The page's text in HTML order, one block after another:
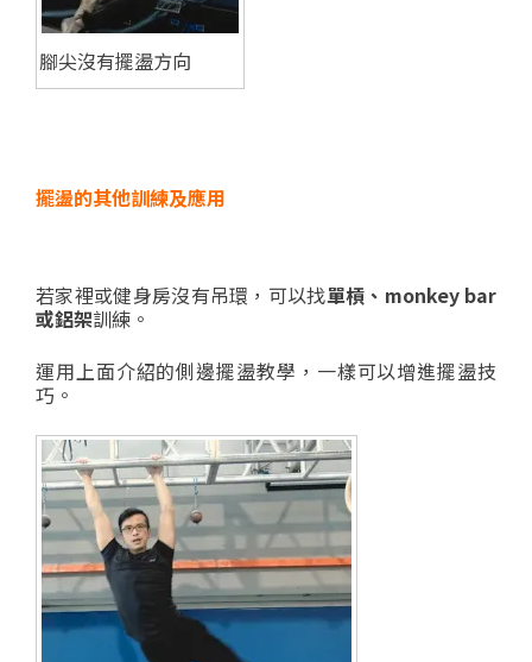
腳尖沒有擺盪方向
擺盪的其他訓練及應用
若家裡或健身房沒有吊環，可以找單槓、monkey bar
或鋁架訓練。
運用上面介紹的側邊擺盪教學，一樣可以增進擺盪技
巧。